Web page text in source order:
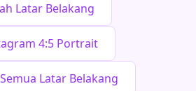
Latar Belakang
4:5 Portrait
Latar Belakang